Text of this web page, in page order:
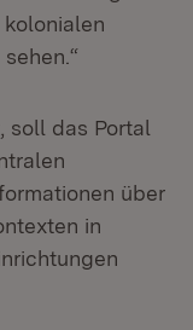
soll das Portal
über
in